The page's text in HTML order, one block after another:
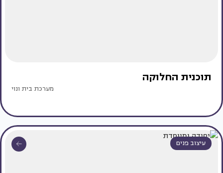
תוכנית החלוקה
מערכת בית ונוי
עיצוב פנים